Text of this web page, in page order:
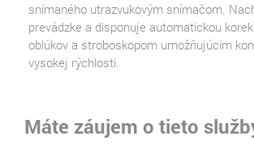
Máte záujem o tieto
snímaného utrazvukovým snímačom.
prevádzke a disponuje automatickou
oblúkov a stroboskopom umožňujúcim
vysokej rýchlosti.